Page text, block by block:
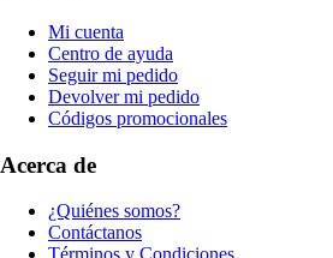
Mi cuenta
Centro de ayuda
Seguir mi pedido
Devolver mi pedido
Códigos promocionales
Acerca de
¿Quiénes somos?
Contáctanos